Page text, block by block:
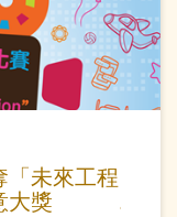
未來工程
大獎